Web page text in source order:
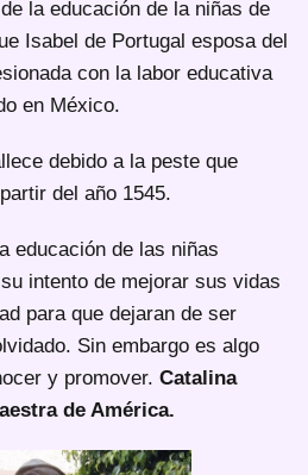
la educación de la niñas de
Isabel de Portugal esposa del
con la labor educativa
en México.
debido a la peste que
del año 1545.
educación de las niñas
intento de mejorar sus vidas
para que dejaran de ser
Sin embargo es algo
y promover. Catalina
de América.